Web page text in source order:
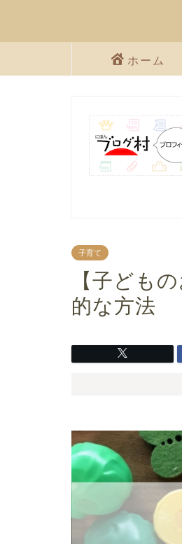
ホーム
子育て
【子ども
的な方法